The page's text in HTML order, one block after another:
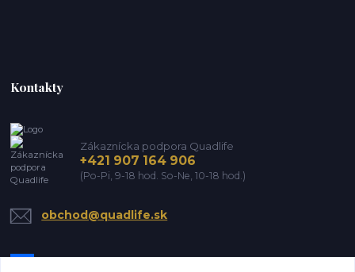
Kontakty
Zákaznícka podpora Quadlife
+421 907 164 906
(Po-Pi, 9-18 hod. So-Ne, 10-18 hod.)
obchod@quadlife.sk